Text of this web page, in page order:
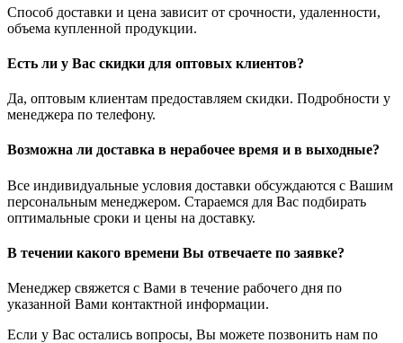
Способ доставки и цена зависит от срочности, удаленности,
объема купленной продукции.
Есть ли у Вас скидки для оптовых клиентов?
Да, оптовым клиентам предоставляем скидки. Подробности у
менеджера по телефону.
Возможна ли доставка в нерабочее время и в выходные?
Все индивидуальные условия доставки обсуждаются с Вашим
персональным менеджером. Стараемся для Вас подбирать
оптимальные сроки и цены на доставку.
В течении какого времени Вы отвечаете по заявке?
Менеджер свяжется с Вами в течение рабочего дня по
указанной Вами контактной информации.
Если у Вас остались вопросы, Вы можете позвонить нам по